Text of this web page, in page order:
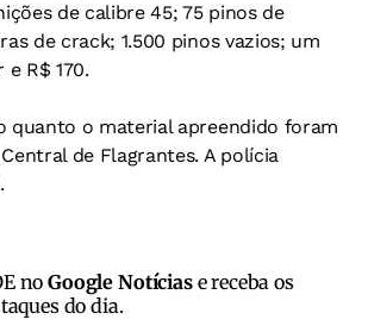
de calibre 45; 75 pinos de
de crack; 1.500 pinos vazios; um
R$ 170.
quanto o material apreendido foram
de Flagrantes. A polícia
noGoogle Notíciase receba os
do dia.